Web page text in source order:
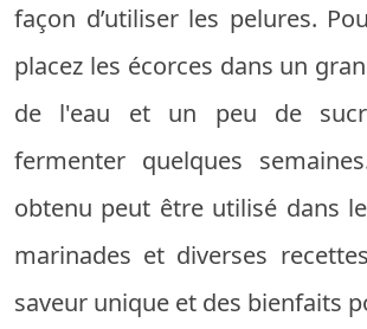
façon d’utiliser les pelures.
placez les écorces dans un
de l'eau et un peu de
fermenter quelques
obtenu peut être utilisé dans
marinades et diverses
saveur unique et des bienfaits